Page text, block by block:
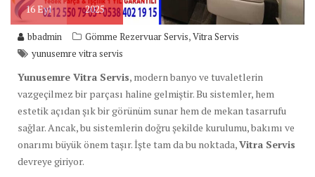
16Eyl 2025
bbadmin Gömme Rezervuar Servis,Vitra Servis
yunusemre vitra servis
Yunusemre Vitra Servis, modern banyo ve tuvaletlerin
vazgeçilmez bir parçası haline gelmiştir. Bu sistemler, hem
estetik açıdan şık bir görünüm sunar hem de mekan tasarrufu
sağlar. Ancak, bu sistemlerin doğru şekilde kurulumu, bakımı ve
onarımı büyük önem taşır. İşte tam da bu noktada,Vitra Servis
devreye giriyor.